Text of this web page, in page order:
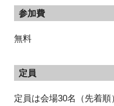
参加費
無料
定員
定員は会場30名（先着